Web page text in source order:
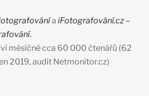
a iFotografování.cz –
.
měsíčně cca 60 000 čtenářů (62
2019, audit Netmonitor.cz)